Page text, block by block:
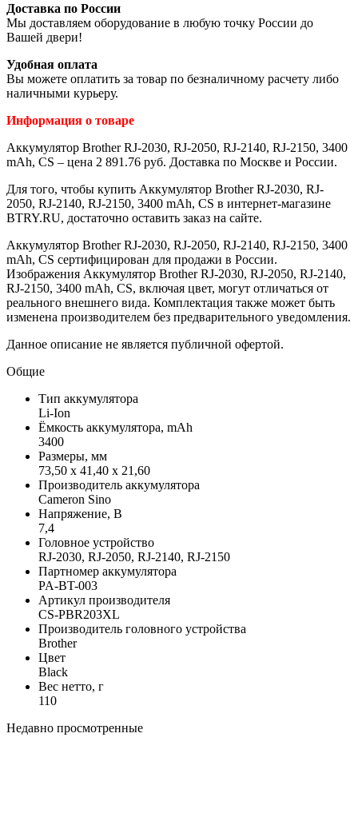
Доставка по России
Мы доставляем оборудование в любую точку России до
Вашей двери!
Удобная оплата
Вы можете оплатить за товар по безналичному расчету либо
наличными курьеру.
Информация о товаре
Аккумулятор Brother RJ-2030, RJ-2050, RJ-2140, RJ-2150, 3400
mAh, CS – цена 2 891.76 руб. Доставка по Москве и России.
Для того, чтобы купить Аккумулятор Brother RJ-2030, RJ-
2050, RJ-2140, RJ-2150, 3400 mAh, CS в интернет-магазине
BTRY.RU, достаточно оставить заказ на сайте.
Аккумулятор Brother RJ-2030, RJ-2050, RJ-2140, RJ-2150, 3400
mAh, CS сертифицирован для продажи в России.
Изображения Аккумулятор Brother RJ-2030, RJ-2050, RJ-2140,
RJ-2150, 3400 mAh, CS, включая цвет, могут отличаться от
реального внешнего вида. Комплектация также может быть
изменена производителем без предварительного уведомления.
Данное описание не является публичной офертой.
Общие
Тип аккумулятора
Li-Ion
Ёмкость аккумулятора, mAh
3400
Размеры, мм
73,50 x 41,40 x 21,60
Производитель аккумулятора
Cameron Sino
Напряжение, В
7,4
Головное устройство
RJ-2030, RJ-2050, RJ-2140, RJ-2150
Партномер аккумулятора
PA-BT-003
Артикул производителя
CS-PBR203XL
Производитель головного устройства
Brother
Цвет
Black
Вес нетто, г
110
Недавно просмотренные